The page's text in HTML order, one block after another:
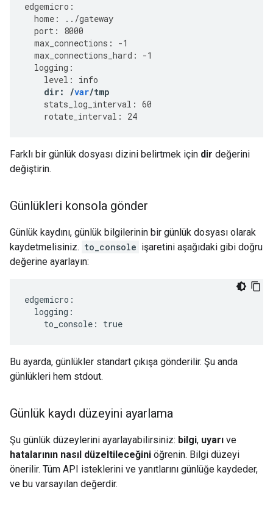
edgemicro :
home : ../gateway
port :
8000
max_connections : -1
max_connections_hard : -1
logging :
level :
info
dir: /var/tmp
stats_log_interval : 60
rotate_interval : 24
Farklı bir günlük dosyası dizini belirtmek için dir değerini
değiştirin.
Günlükleri konsola gönder
Günlük kaydını, günlük bilgilerinin bir günlük dosyası olarak
kaydetmelisiniz. to_console işaretini aşağıdaki gibi doğru
değerine ayarlayın:
edgemicro:
  logging:
    to_console: true
Bu ayarda, günlükler standart çıkışa gönderilir. Şu anda
günlükleri hem stdout.
Günlük kaydı düzeyini ayarlama
Şu günlük düzeylerini ayarlayabilirsiniz: bilgi, uyarı ve
hatalarının nasıl düzeltileceğini öğrenin. Bilgi düzeyi
önerilir. Tüm API isteklerini ve yanıtlarını günlüğe kaydeder,
ve bu varsayılan değerdir.